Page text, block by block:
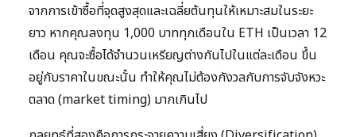
จากการเข้าซื้อที่จุดสูงสุดและเฉลี่ยต้นทุนให้เหมาะสมในระยะ
ยาว หากคุณลงทุน 1,000 บาททุกเดือนใน ETH เป็นเวลา 12
เดือน คุณจะซื้อได้จำนวนเหรียญต่างกันไปในแต่ละเดือน ขึ้น
อยู่กับราคาในขณะนั้น ทำให้คุณไม่ต้องกังวลกับการจับจังหวะ
ตลาด (market timing) มากเกินไป